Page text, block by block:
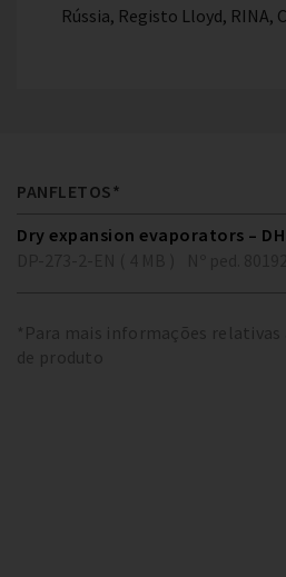
Rússia, Registo Lloyd, RINA,
PANFLETOS*
Dry expansion evaporators –
*Para mais informações
de produto